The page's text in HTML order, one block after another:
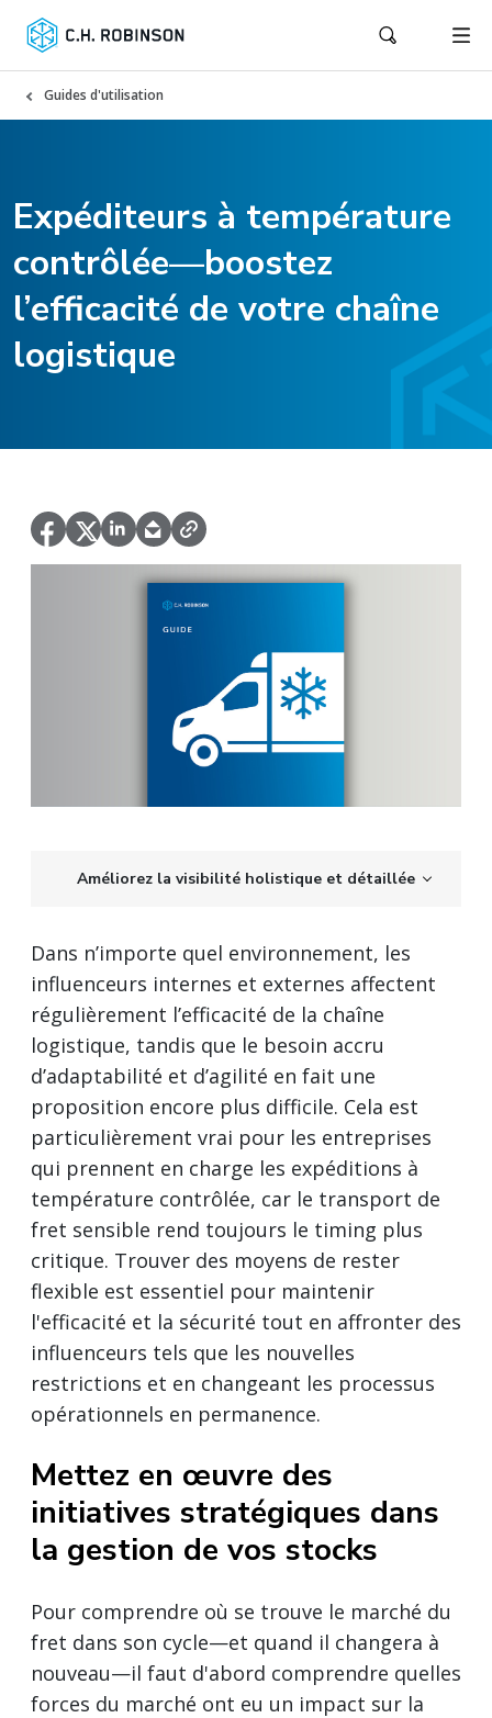
Guides d'utilisation
Expéditeurs à température
contrôlée—boostez
l’efficacité de votre chaîne
logistique
Améliorez la visibilité holistique et détaillée
Dans n’importe quel environnement, les
influenceurs internes et externes affectent
régulièrement l’efficacité de la chaîne
logistique, tandis que le besoin accru
d’adaptabilité et d’agilité en fait une
proposition encore plus difficile. Cela est
particulièrement vrai pour les entreprises
qui prennent en charge les expéditions à
température contrôlée, car le transport de
fret sensible rend toujours le timing plus
critique. Trouver des moyens de rester
flexible est essentiel pour maintenir
l'efficacité et la sécurité tout en affronter des
influenceurs tels que les nouvelles
restrictions et en changeant les processus
opérationnels en permanence.
Mettez en œuvre des
initiatives stratégiques dans
la gestion de vos stocks
Pour comprendre où se trouve le marché du
fret dans son cycle—et quand il changera à
nouveau—il faut d'abord comprendre quelles
forces du marché ont eu un impact sur la